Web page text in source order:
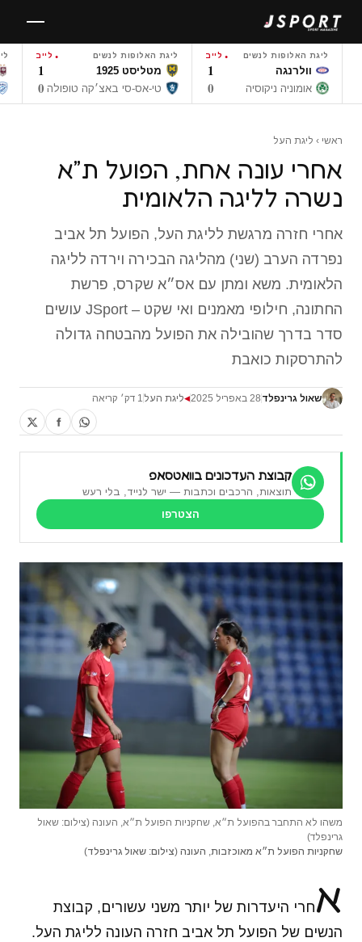
לתוכן
ליגת האלופות לנשים לייב
וולרנגה 1
אומוניה ניקוסיה 0
ליגת האלופות לנשים לייב
מטליסט 1925 1
טי-אס-סי באצ׳קה טופולה 0
ראשי › ליגת העל
אחרי עונה אחת, הפועל ת״א
נשרה לליגה הלאומית
אחרי חזרה מרגשת לליגת העל, הפועל תל אביב
נפרדה הערב (שני) מהליגה הבכירה וירדה לליגה
הלאומית. משא ומתן עם אס״א שקרס, פרשת
החתונה, חילופי מאמנים ואי שקט – JSport עושים
סדר בדרך שהובילה את הפועל מהבטחה גדולה
להתרסקות כואבת
שאול גרינפלד 28 באפריל 2025 ◀ליגת העל 1 דק׳ קריאה
קבוצת העדכונים בוואטסאפ
תוצאות, הרכבים וכתבות — ישר לנייד, בלי רעש
הצטרפו
משהו לא התחבר בהפועל ת״א, שחקניות הפועל ת״א, העונה (צילום: שאול
גרינפלד)
שחקניות הפועל ת״א מאוכזבות, העונה (צילום: שאול גרינפלד)
אחרי היעדרות של יותר משני עשורים, קבוצת
הנשים של הפועל תל אביב חזרה העונה לליגת העל.